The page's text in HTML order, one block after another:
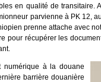
en qualité de
parvienne à PK 12,
prenne attache avec
pour récupérer les
numérique à la douane
barrière douanière